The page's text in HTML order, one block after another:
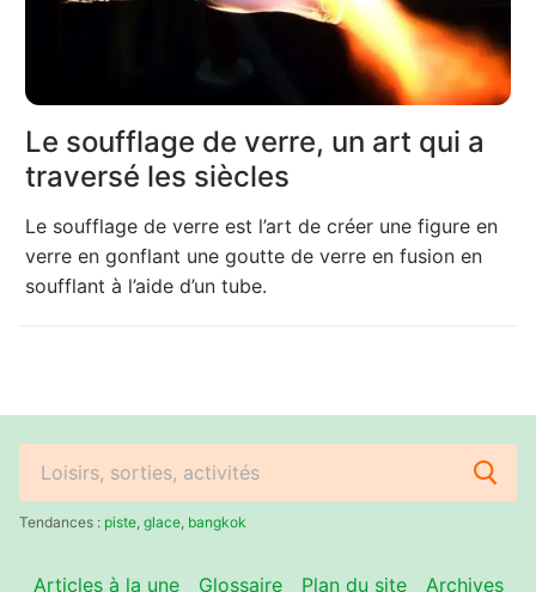
Le soufflage de verre, un art qui a
traversé les siècles
Le soufflage de verre est l’art de créer une figure en
verre en gonflant une goutte de verre en fusion en
soufflant à l’aide d’un tube.
Rechercher
:Tendances : piste glace bangkok
Articles à la une Glossaire Plan du site
Archives